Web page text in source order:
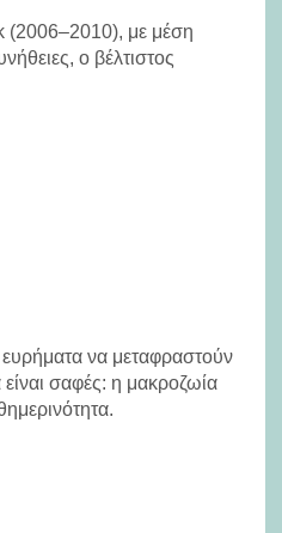
(2006–2010), με μέση
ο βέλτιστος
ευρήματα να μεταφραστούν
σαφές: η μακροζωία